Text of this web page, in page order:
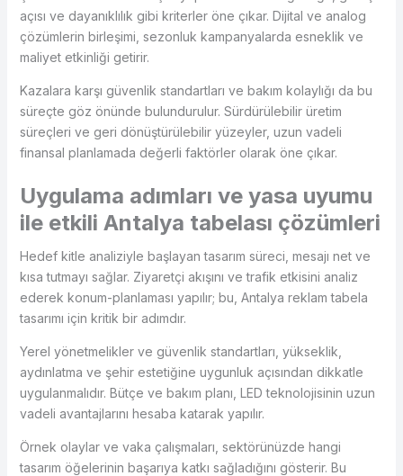
açısı ve dayanıklılık gibi kriterler öne çıkar. Dijital ve analog
çözümlerin birleşimi, sezonluk kampanyalarda esneklik ve
maliyet etkinliği getirir.
Kazalara karşı güvenlik standartları ve bakım kolaylığı da bu
süreçte göz önünde bulundurulur. Sürdürülebilir üretim
süreçleri ve geri dönüştürülebilir yüzeyler, uzun vadeli
finansal planlamada değerli faktörler olarak öne çıkar.
Uygulama adımları ve yasa uyumu
ile etkili Antalya tabelası çözümleri
Hedef kitle analiziyle başlayan tasarım süreci, mesajı net ve
kısa tutmayı sağlar. Ziyaretçi akışını ve trafik etkisini analiz
ederek konum-planlaması yapılır; bu, Antalya reklam tabela
tasarımı için kritik bir adımdır.
Yerel yönetmelikler ve güvenlik standartları, yükseklik,
aydınlatma ve şehir estetiğine uygunluk açısından dikkatle
uygulanmalıdır. Bütçe ve bakım planı, LED teknolojisinin uzun
vadeli avantajlarını hesaba katarak yapılır.
Örnek olaylar ve vaka çalışmaları, sektörünüzde hangi
tasarım öğelerinin başarıya katkı sağladığını gösterir. Bu